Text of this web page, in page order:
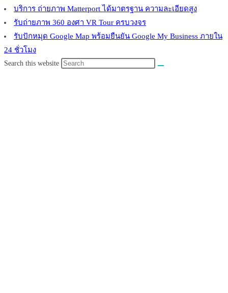
บริการ ถ่ายภาพ Matterport ได้มาตรฐาน ความละเอียดสูง
รับถ่ายภาพ 360 องศา VR Tour ครบวงจร
รับปักหมุด Google Map พร้อมยืนยัน Google My Business ภายใน
24 ชั่วโมง
Search this website